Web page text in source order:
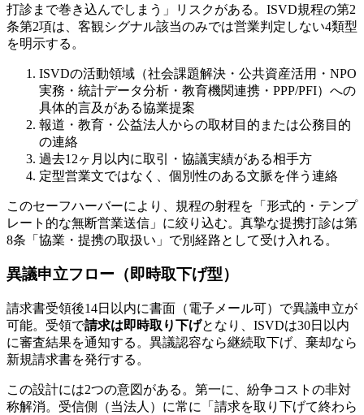
打診まで巻き込んでしまう」リスクがある。ISVD規程の第2
条第2項は、客観シグナル該当のみでは営業判定しない4類型
を明示する。
ISVDの活動領域（社会課題解決・公共資産活用・NPO
実務・統計データ分析・教育機関連携・PPP/PFI）への
具体的言及がある協業提案
報道・教育・公益法人からの取材目的または公務目的
の連絡
過去12ヶ月以内に取引・協議実績がある相手方
定型営業文ではなく、個別性のある文脈を伴う連絡
このセーフハーバーにより、規程の射程を「形式的・テンプ
レート的な無断営業送信」に絞り込む。真摯な提携打診は第
8条「協業・提携の取扱い」で別経路として受け入れる。
異議申立フロー（即時取下げ型）
請求書受領後14日以内に書面（電子メール可）で異議申立が
可能。受領で請求は即時取り下げとなり、ISVDは30日以内
に審査結果を通知する。異議認容なら継続取下げ、棄却なら
新規請求書を発行する。
この設計には2つの意図がある。第一に、紛争コストの非対
称解消。受信側（当法人）に常に「請求を取り下げて終わら